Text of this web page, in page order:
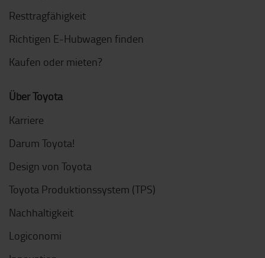
Resttragfähigkeit
Richtigen E-Hubwagen finden
Kaufen oder mieten?
Über Toyota
Karriere
Darum Toyota!
Design von Toyota
Toyota Produktionssystem (TPS)
Nachhaltigkeit
Logiconomi